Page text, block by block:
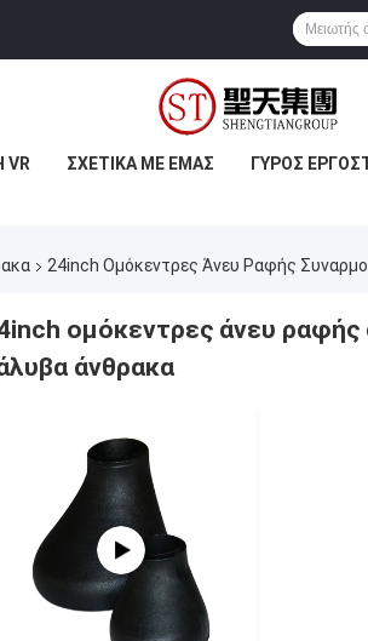
VR ΣΧΕΤΙΚΆ ΜΕ ΕΜΆΣ ΓΎΡΟΣ
24inch Ομόκεντρες Άνευ Ραφής
ομόκεντρες άνευ
άνθρακα